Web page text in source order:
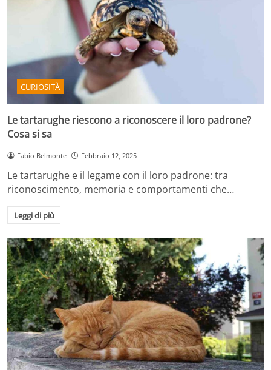
CURIOSITÀ
Le tartarughe riescono a riconoscere il loro padrone?
Cosa si sa
Fabio Belmonte Febbraio 12, 2025
Le tartarughe e il legame con il loro padrone: tra
riconoscimento, memoria e comportamenti che…
Leggi di più